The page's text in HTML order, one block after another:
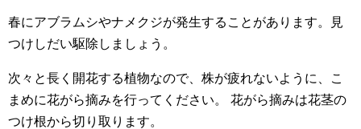
春にアブラムシやナメクジが発生することがあります。見
つけしだい駆除しましょう。
次々と長く開花する植物なので、株が疲れないように、こ
まめに花がら摘みを行ってください。 花がら摘みは花茎の
つけ根から切り取ります。